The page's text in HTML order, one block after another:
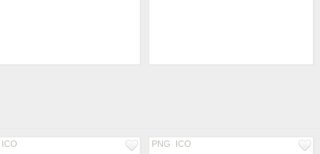
ICO PNG ICO